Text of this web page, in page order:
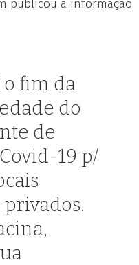
publicou a informação
fim da
do
de
19 p/